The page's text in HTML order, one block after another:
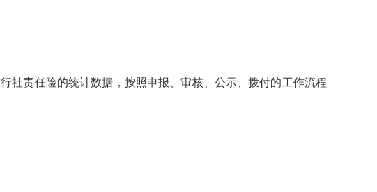
社责任险的统计数据，按照申报、审核、公示、拨付的工作流程